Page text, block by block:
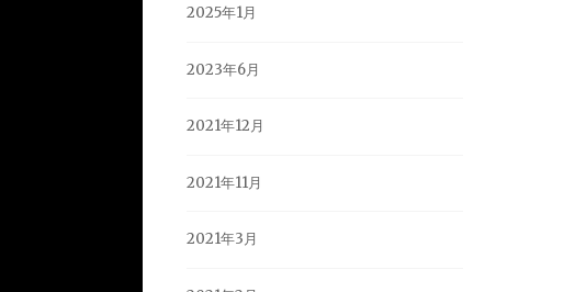
2025年1月
2023年6月
2021年12月
2021年11月
2021年3月